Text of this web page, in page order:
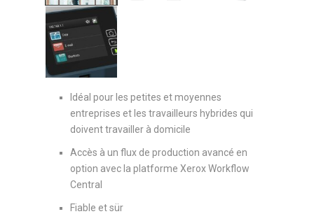
Idéal pour les petites et moyennes
entreprises et les travailleurs hybrides qui
doivent travailler à domicile
Accès à un flux de production avancé en
option avec la platforme Xerox Workflow
Central
Fiable et sür